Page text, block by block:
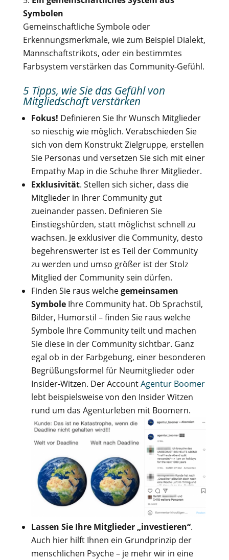
Symbolen
Gemeinschaftliche Symbole oder
Erkennungsmerkmale, wie zum Beispiel Dialekt,
Mannschaftstrikots, oder ein bestimmtes
Farbsystem verstärken das Community-Gefühl.
5 Tipps, wie Sie das Gefühl von
Mitgliedschaft verstärken
Fokus! Definieren Sie Ihr Wunsch Mitglieder
so nieschig wie möglich. Verabschieden Sie
sich von dem Konstrukt Zielgruppe, erstellen
Sie Personas und versetzen Sie sich mit einer
Empathy Map in die Schuhe Ihrer Mitglieder.
Exklusivität. Stellen sich sicher, dass die
Mitglieder in Ihrer Community gut
zueinander passen. Definieren Sie
Einstiegshürden, statt möglichst schnell zu
wachsen. Je exklusiver die Community, desto
begehrenswerter ist es Teil der Community
zu werden und umso größer ist der Stolz
Mitglied der Community sein dürfen.
Finden Sie raus welchegemeinsamen
SymboleIhre Community hat. Ob Sprachstil,
Bilder, Humorstil – finden Sie raus welche
Symbole Ihre Community teilt und machen
Sie diese in der Community sichtbar. Ganz
egal ob in der Farbgebung, einer besonderen
Begrüßungsformel für Neumitglieder oder
Insider-Witzen. Der AccountAgentur Boomer
lebt beispielsweise von den Insider Witzen
rund um das Agenturleben mit Boomern.
Lassen Sie Ihre Mitglieder „investieren“.
Auch hier hilft Ihnen ein Grundprinzip der
menschlichen Psyche – je mehr wir in eine